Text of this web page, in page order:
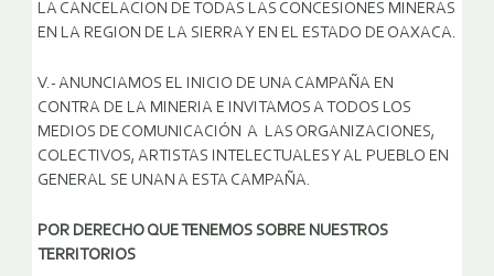
LA CANCELACION DE TODAS LAS CONCESIONES MINERAS
EN LA REGION DE LA SIERRA Y EN EL ESTADO DE OAXACA.
V.- ANUNCIAMOS EL INICIO DE UNA CAMPAÑA EN
CONTRA DE LA MINERIA E INVITAMOS A TODOS LOS
MEDIOS DE COMUNICACIÓN A LAS ORGANIZACIONES,
COLECTIVOS, ARTISTAS INTELECTUALES Y AL PUEBLO EN
GENERAL SE UNAN A ESTA CAMPAÑA.
POR DERECHO QUE TENEMOS SOBRE NUESTROS
TERRITORIOS